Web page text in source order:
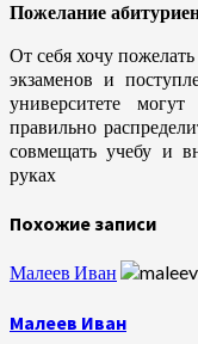
Пожелание
От себя хочу
экзаменов и
университете
правильно
совмещать учебу и
руках
Похожие записи
Малеев Иван
Малеев Иван